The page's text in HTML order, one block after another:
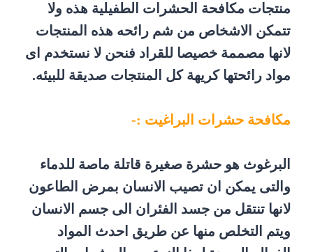
منتجات مكافحة الحشرات الطفيلية هذه ولا
تتمكن الاشخاص من شم رائحه هذه المنتجات
لانها مصممة خصيصا للقراد فنحن لا نستخدم اى
مواد رائحتها كريهة كل المنتجات صديقة للبيئه.
مكافحة حشرات البراغيت :-
البرغوث هو حشرة صغيرة قاتلة ماصة للدماء
والتى يمكن ان تصيب الانسان بمرض الطاعون
لانها تنتقل من جسد الفئران الى جسم الانسان
ويتم التخلص منها عن طريق احدث المواد